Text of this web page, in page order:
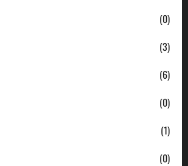
(0)
(3)
(6)
(0)
(1)
(0)